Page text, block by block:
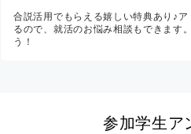
合説活用でもらえる嬉しい特典あり♪
るので、就活のお悩み相談もできます
う！
参加学生ア